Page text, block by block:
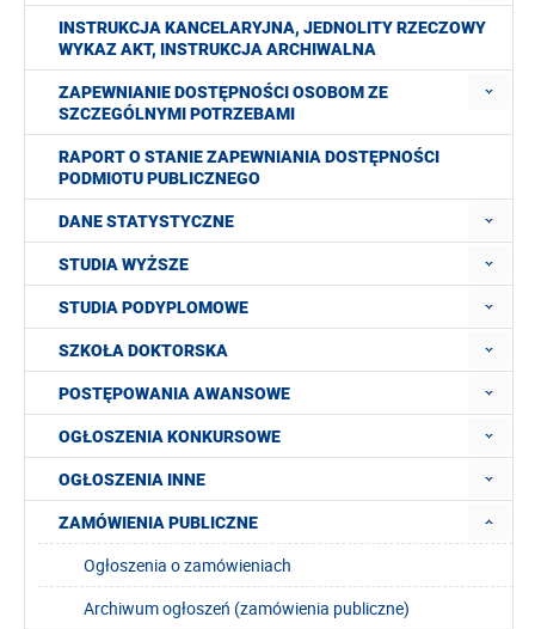
INSTRUKCJA KANCELARYJNA, JEDNOLITY RZECZOWY
WYKAZ AKT, INSTRUKCJA ARCHIWALNA
ZAPEWNIANIE DOSTĘPNOŚCI OSOBOM ZE
SZCZEGÓLNYMI POTRZEBAMI
RAPORT O STANIE ZAPEWNIANIA DOSTĘPNOŚCI
PODMIOTU PUBLICZNEGO
DANE STATYSTYCZNE
STUDIA WYŻSZE
STUDIA PODYPLOMOWE
SZKOŁA DOKTORSKA
POSTĘPOWANIA AWANSOWE
OGŁOSZENIA KONKURSOWE
OGŁOSZENIA INNE
ZAMÓWIENIA PUBLICZNE
Ogłoszenia o zamówieniach
Archiwum ogłoszeń (zamówienia publiczne)